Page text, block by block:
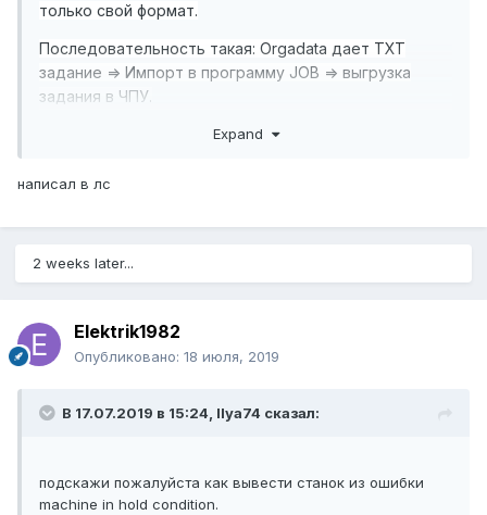
только свой формат.
Последовательность такая: Orgadata дает ТХТ
задание => Импорт в программу JOB => выгрузка
задания в ЧПУ.
специальный ключ.
Expand
написал в лс
2 weeks later...
Elektrik1982
Опубликовано: 18 июля, 2019
В 17.07.2019 в 15:24, Ilya74 сказал:
подскажи пожалуйста как вывести станок из ошибки
machine in hold condition.